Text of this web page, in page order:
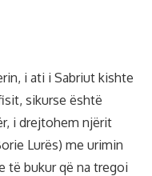
i ati i Sabriut kishte
sikurse është
i drejtohem njërit
Lurës) me urimin
të bukur që na tregoi